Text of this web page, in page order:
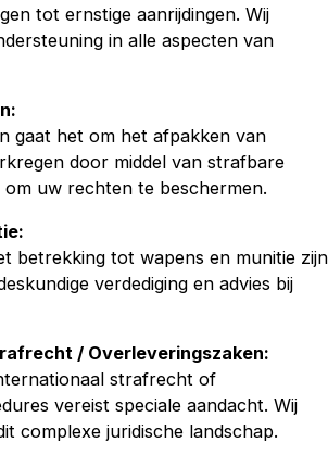
tot ernstige aanrijdingen. Wij
in alle aspecten van
gaat het om het afpakken van
door middel van strafbare
uw rechten te beschermen.
betrekking tot wapens en munitie zijn
verdediging en advies bij
/ Overleveringszaken:
strafrecht of
vereist speciale aandacht. Wij
complexe juridische landschap.